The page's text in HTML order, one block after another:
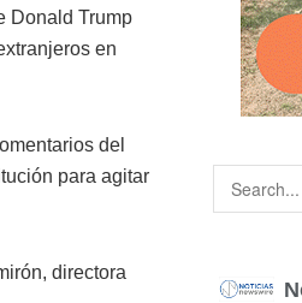
Donald Trump
en
del
para agitar
directora